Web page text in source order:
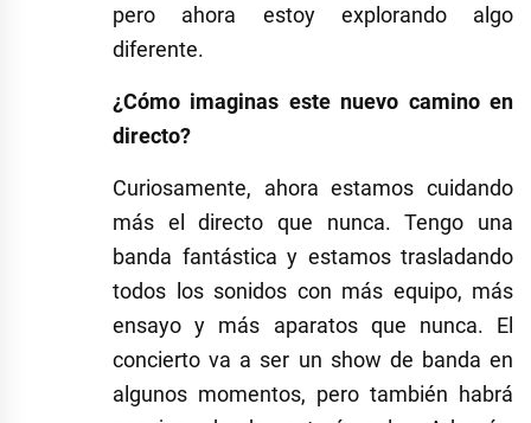
pero ahora estoy explorando algo
diferente.
¿Cómo imaginas este nuevo camino en
directo?
Curiosamente, ahora estamos cuidando
más el directo que nunca. Tengo una
banda fantástica y estamos trasladando
todos los sonidos con más equipo, más
ensayo y más aparatos que nunca. El
concierto va a ser un show de banda en
algunos momentos, pero también habrá